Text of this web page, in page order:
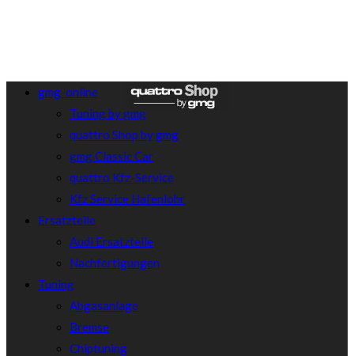
gmg-online
Tuning by gmg
quattro Shop by gmg
gmg Classic Car
quattro Kfz-Service
Kfz Service Hafenlohr
Ersatzteile
Audi Ersatzteile
Nachfertigungen
Tuning
Abgasanlage
Bremse
Chiptuning